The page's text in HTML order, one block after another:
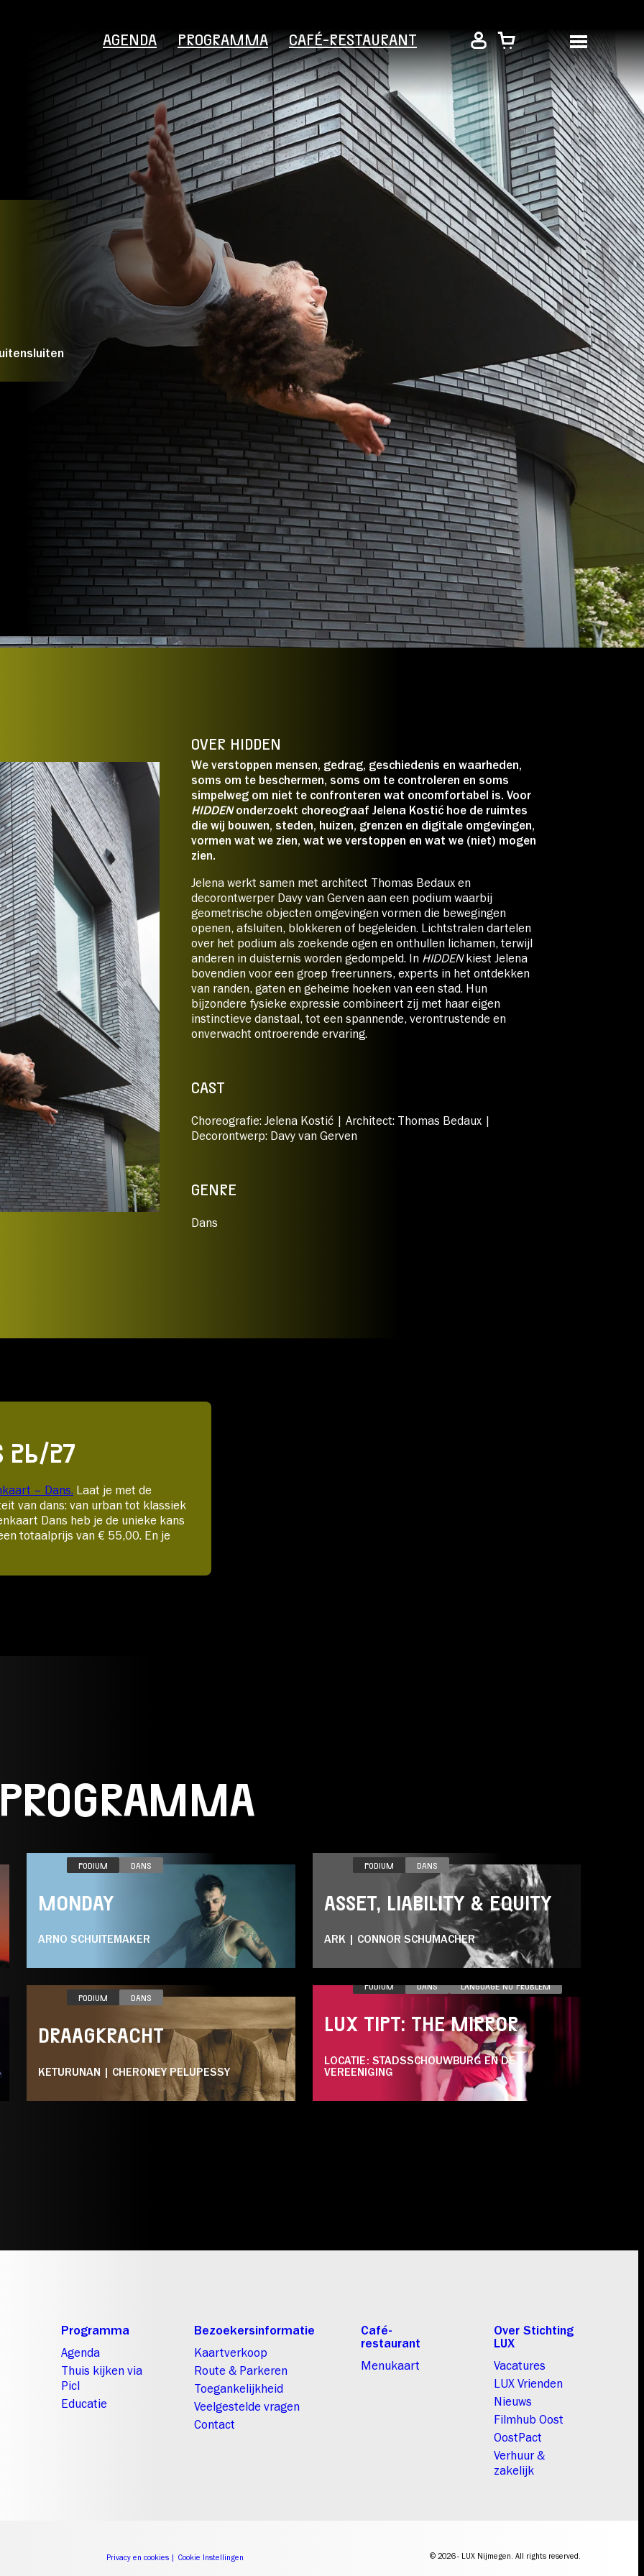
AGENDA PROGRAMMA CAFÉ-RESTAURANT
Bezoekersinformatie
Educatie
Over Stichting LUX
en buitensluiten
PRIJZEN*
Normaal:
€ 21,50
LUX Vriend:
€ 18,50
Jongere t/m 25
jaar/Student/CJP:
€ 12,00
E: Podium Onbeperkt
€ 0,00
prijssoorten zichtbaar.
OVER HIDDEN
We verstoppen mensen, gedrag, geschiedenis en waarheden,
soms om te beschermen, soms om te controleren en soms
simpelweg om niet te confronteren wat oncomfortabel is. Voor
HIDDENonderzoekt choreograaf Jelena Kostić hoe de ruimtes
die wij bouwen, steden, huizen, grenzen en digitale omgevingen,
vormen wat we zien, wat we verstoppen en wat we (niet) mogen
zien.
Jelena werkt samen met architect Thomas Bedaux en
decorontwerper Davy van Gerven aan een podium waarbij
geometrische objecten omgevingen vormen die bewegingen
openen, afsluiten, blokkeren of begeleiden. Lichtstralen dartelen
over het podium als zoekende ogen en onthullen lichamen, terwijl
anderen in duisternis worden gedompeld. In HIDDENkiest Jelena
bovendien voor een groep freerunners, experts in het ontdekken
van randen, gaten en geheime hoeken van een stad. Hun
bijzondere fysieke expressie combineert zij met haar eigen
instinctieve danstaal, tot een spannende, verontrustende en
onverwacht ontroerende ervaring.
CAST
Choreografie: Jelena Kostić | Architect: Thomas Bedaux |
Decorontwerp: Davy van Gerven
GENRE
Dans
26/27
– Dans. Laat je met de
van dans: van urban tot klassiek
Dans heb je de unieke kans
totaalprijs van € 55,00. En je
PODIUM DANS
MONDAY
ARNO SCHUITEMAKER
PODIUM DANS
ASSET, LIABILITY & EQUITY
ARK | CONNOR SCHUMACHER
DO 05.11
PODIUM DANS
DRAAGKRACHT
KETURUNAN | CHERONEY PELUPESSY
PODIUM DANS LANGUAGE NO PROBLEM
LUX TIPT: THE MIRROR
LOCATIE: STADSSCHOUWBURG EN DE
VEREENIGING
Programma
Agenda
Thuis kijken via
Picl
Educatie
Bezoekersinformatie
Kaartverkoop
Route & Parkeren
Toegankelijkheid
Veelgestelde vragen
Contact
Café-
restaurant
Menukaart
Over Stichting
LUX
Vacatures
LUX Vrienden
Nieuws
Filmhub Oost
OostPact
Verhuur &
zakelijk
Privacy en cookies | Cookie Instellingen © 2026 - LUX Nijmegen. All rights reserved.